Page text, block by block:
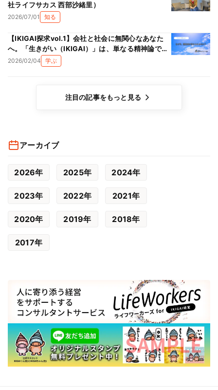
社ライフサカス 西部沙緒里）
2026/07/01 知る
【IKIGAI探求vol.1】会社と社会に無関心なあなた
へ。「生きがい（IKIGAI）」は、単なる精神論では
ない理由
2026/02/04 学ぶ
注目の記事をもっと見る
アーカイブ
2026年 2025年 2024年
2023年 2022年 2021年
2020年 2019年 2018年
2017年